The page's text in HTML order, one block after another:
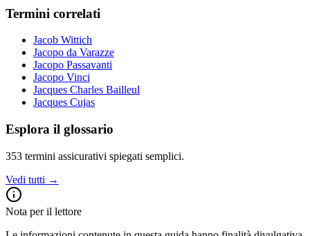
Termini correlati
Jacob Wittich
Jacopo da Varazze
Jacopo Passavanti
Jacopo Vinci
Jacques Charles Bailleul
Jacques Cujas
Esplora il glossario
353 termini assicurativi spiegati semplici.
Vedi tutti →
Nota per il lettore